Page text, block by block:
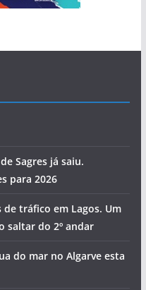
Sagres já saiu.
para 2026
tráfico em Lagos. Um
saltar do 2º andar
do mar no Algarve esta